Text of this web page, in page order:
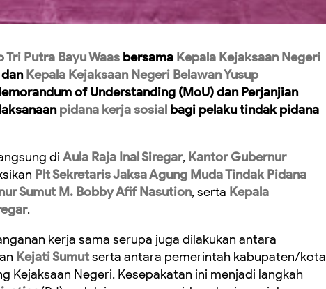
Putra Bayu Waas bersama Kepala Kejaksaan Negeri
dan Kepala Kejaksaan Negeri Belawan Yusup
of Understanding (MoU) dan Perjanjian
pidana kerja sosial bagi pelaku tindak pidana
di Aula Raja Inal Siregar, Kantor Gubernur
Plt Sekretaris Jaksa Agung Muda Tindak Pidana
Sumut M. Bobby Afif Nasution, serta Kepala
.
kerja sama serupa juga dilakukan antara
Kejati Sumutserta antara pemerintah kabupaten/kota
Kejaksaan Negeri. Kesepakatan ini menjadi langkah